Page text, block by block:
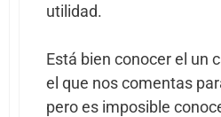
utilidad.
Está bien conocer el un
el que nos comentas
pero es imposible